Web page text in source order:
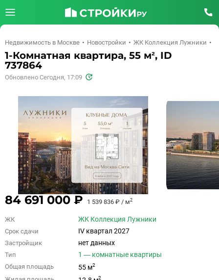
Недвижимость в Москве Новостройки ЖК Коллекция Лужники
1-Комнатная квартира, 55 м², ID
737864
Обновлено Сегодня, 17:09
84 691 000 ₽ 1 539 836 ₽ / м2
ЖК ЖК Коллекция Лужники
Срок сдачи IV квартал 2027
Застройщик нет данных
Тип 1 — комнатные квартиры
Общая площадь 55 м2
2